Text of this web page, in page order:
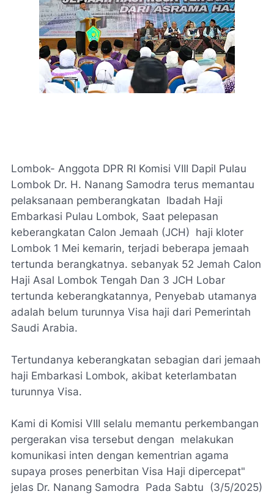
Lombok- Anggota DPR RI Komisi VIII Dapil Pulau
Lombok Dr. H. Nanang Samodra terus memantau
pelaksanaan pemberangkatan Ibadah Haji
Embarkasi Pulau Lombok, Saat pelepasan
keberangkatan Calon Jemaah (JCH) haji kloter
Lombok 1 Mei kemarin, terjadi beberapa jemaah
tertunda berangkatnya. sebanyak 52 Jemah Calon
Haji Asal Lombok Tengah Dan 3 JCH Lobar
tertunda keberangkatannya, Penyebab utamanya
adalah belum turunnya Visa haji dari Pemerintah
Saudi Arabia.
Tertundanya keberangkatan sebagian dari jemaah
haji Embarkasi Lombok, akibat keterlambatan
turunnya Visa.
Kami di Komisi VIII selalu memantu perkembangan
pergerakan visa tersebut dengan melakukan
komunikasi inten dengan kementrian agama
supaya proses penerbitan Visa Haji dipercepat"
jelas Dr. Nanang Samodra Pada Sabtu (3/5/2025)